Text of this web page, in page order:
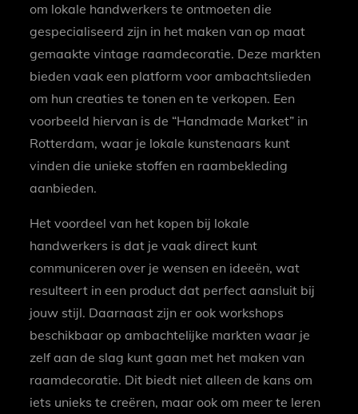
om lokale handwerkers te ontmoeten die
gespecialiseerd zijn in het maken van op maat
gemaakte vintage raamdecoratie. Deze markten
bieden vaak een platform voor ambachtslieden
om hun creaties te tonen en te verkopen. Een
voorbeeld hiervan is de “Handmade Market” in
Rotterdam, waar je lokale kunstenaars kunt
vinden die unieke stoffen en raambekleding
aanbieden.
Het voordeel van het kopen bij lokale
handwerkers is dat je vaak direct kunt
communiceren over je wensen en ideeën, wat
resulteert in een product dat perfect aansluit bij
jouw stijl. Daarnaast zijn er ook workshops
beschikbaar op ambachtelijke markten waar je
zelf aan de slag kunt gaan met het maken van
raamdecoratie. Dit biedt niet alleen de kans om
iets unieks te creëren, maar ook om meer te leren